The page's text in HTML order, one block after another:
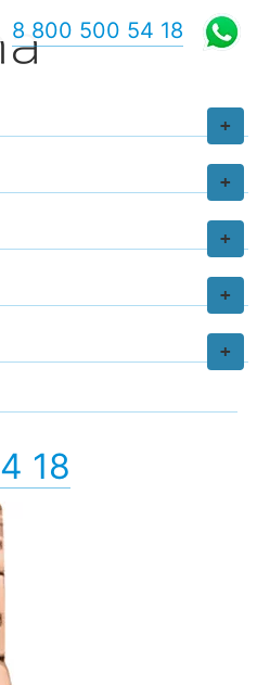
+
+
+
+
+
18
8 800 500 54 18